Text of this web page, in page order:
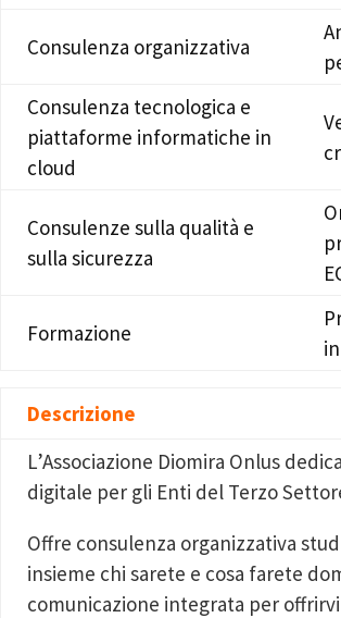
Consulenza organizzativa
Consulenza tecnologica e
piattaforme informatiche in
cloud
Consulenze sulla qualità e
sulla sicurezza
Formazione
Descrizione
L’Associazione Diomira Onlus
digitale per gli Enti del Terzo
Offre consulenza organizzativa
insieme chi sarete e cosa farete
comunicazione integrata per